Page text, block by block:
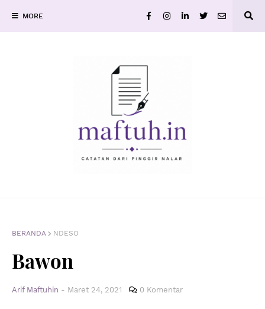
MORE
BERANDA NDESO
Bawon
Arif Maftuhin - Maret 24, 2021 0 Komentar